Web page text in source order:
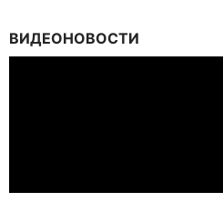
ВИДЕОНОВОСТИ